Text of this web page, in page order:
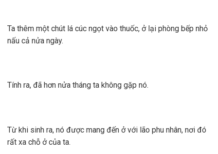
Ta thêm một chút lá cúc ngọt vào thuốc, ở lại phòng bếp nhỏ
nấu cả nửa ngày.
Tính ra, đã hơn nửa tháng ta không gặp nó.
Từ khi sinh ra, nó được mang đến ở với lão phu nhân, nơi đó
rất xa chỗ ở của ta.